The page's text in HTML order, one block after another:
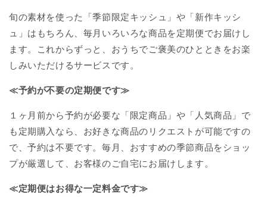
旬の素材を使った「季節限定キッシュ」や「新作キッシ
ュ」はもちろん、毎月いろいろな商品を定期便でお届けし
ます。これからずっと、おうちでご褒美のひとときをお楽
しみいただけるサービスです。
≪予約が不要の定期便です≫
１ヶ月前から予約が必要な「限定商品」や「人気商品」で
も定期購入なら、お好きな商品のリクエストが可能ですの
で、予約は不要です。毎月、おすすめの季節商品をショッ
プが厳選して、お客様のご自宅にお届けします。
≪定期便はお得な一定料金です≫